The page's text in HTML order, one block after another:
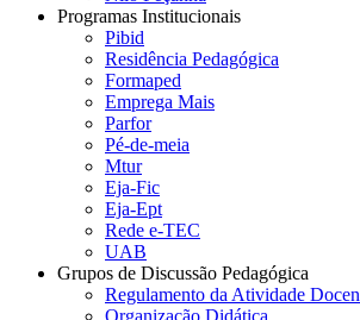
Programas Institucionais
Pibid
Residência Pedagógica
Formaped
Emprega Mais
Parfor
Pé-de-meia
Mtur
Eja-Fic
Eja-Ept
Rede e-TEC
UAB
Grupos de Discussão Pedagógica
Regulamento da Atividade